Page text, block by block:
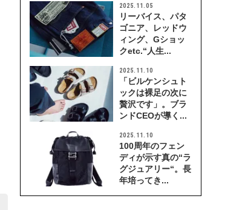
2025.11.05
リーバイス、パタ
ゴニア、レッドウ
ィング、Gショッ
クetc.“人生...
2025.11.10
「ビルケンシュト
ックは裸足の次に
贅沢です」。ブラ
ンドCEOが導く...
2025.11.10
100周年のフェン
ディが示す真の“ラ
グジュアリー“。長
年培ってき...